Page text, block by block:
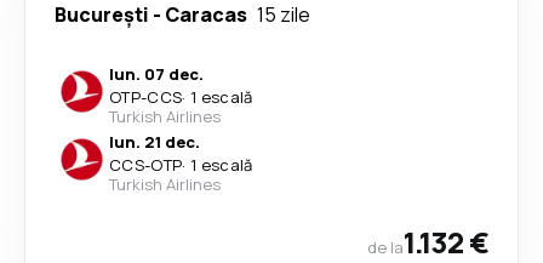
București - Caracas 15 zile
lun. 07 dec.
OTP-CCS· 1 escală
Turkish Airlines
lun. 21 dec.
CCS-OTP· 1 escală
Turkish Airlines
de la1.132 €